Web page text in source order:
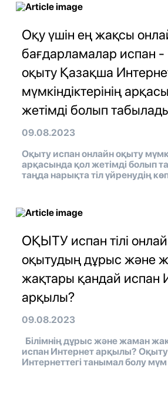
Оқу үшін ең жақсы
бағдарламалар испан -
оқыту Қазақша
мүмкіндіктерінің
жетімді болып
09.08.2023
Оқыту испан онлайн оқыту
арқасында қол жетімді болып
таңда нарықта тіл үйренудің
ОҚЫТУ испан тілі
оқытудың дұрыс және
жақтары қандай испан
арқылы?
09.08.2023
Білімнің дұрыс және жаман
испан Интернет арқылы?
Интернеттегі танымал болу